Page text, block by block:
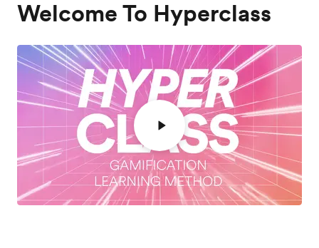
Welcome To Hyperclass